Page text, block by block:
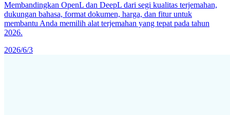
Membandingkan OpenL dan DeepL dari segi kualitas terjemahan,
dukungan bahasa, format dokumen, harga, dan fitur untuk
membantu Anda memilih alat terjemahan yang tepat pada tahun
2026.
2026/6/3